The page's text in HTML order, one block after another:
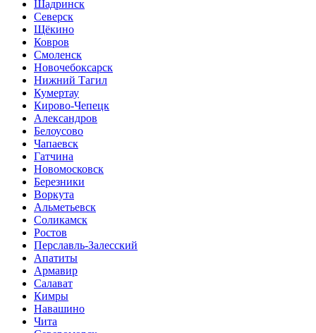
Шадринск
Северск
Щёкино
Ковров
Смоленск
Новочебоксарск
Нижний Тагил
Кумертау
Кирово-Чепецк
Александров
Белоусово
Чапаевск
Гатчина
Новомосковск
Березники
Воркута
Альметьевск
Соликамск
Ростов
Перславль-Залесский
Апатиты
Армавир
Салават
Кимры
Навашино
Чита